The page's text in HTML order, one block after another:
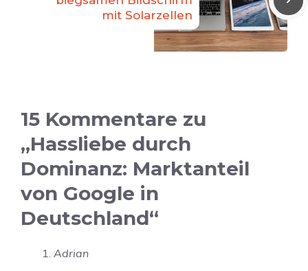
mit Solarzellen
15 Kommentare zu
„Hassliebe durch
Dominanz: Marktanteil
von Google in
Deutschland“
Adrian